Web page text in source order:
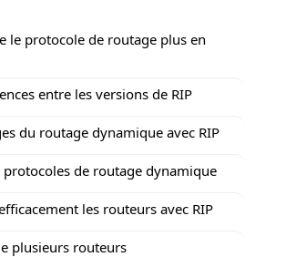
le protocole de routage plus en
entre les versions de RIP
du routage dynamique avec RIP
protocoles de routage dynamique
les routeurs avec RIP
plusieurs routeurs